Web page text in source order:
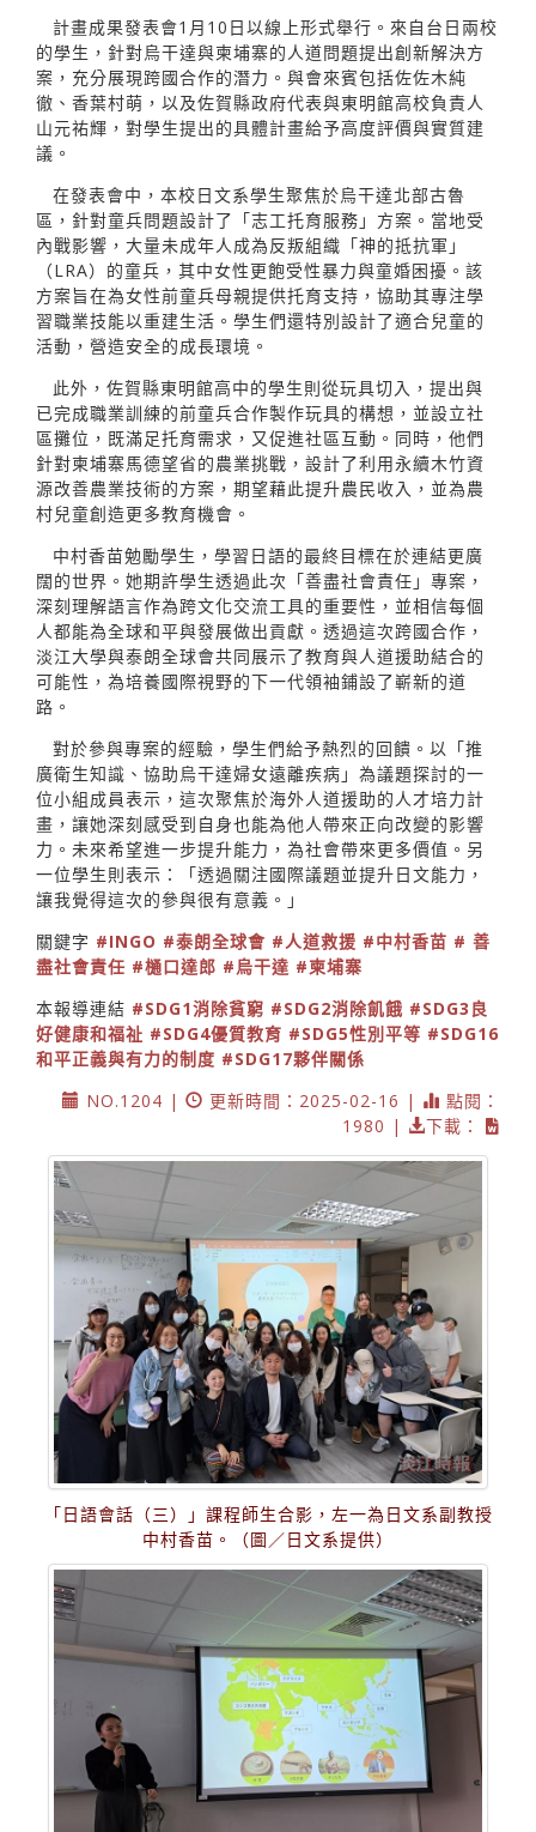
計畫成果發表會1月10日以線上形式舉行。來自台日兩校
的學生，針對烏干達與柬埔寨的人道問題提出創新解決方
案，充分展現跨國合作的潛力。與會來賓包括佐佐木純
徹、香葉村萌，以及佐賀縣政府代表與東明館高校負責人
山元祐輝，對學生提出的具體計畫給予高度評價與實質建
議。
在發表會中，本校日文系學生聚焦於烏干達北部古魯
區，針對童兵問題設計了「志工托育服務」方案。當地受
內戰影響，大量未成年人成為反叛組織「神的抵抗軍」
（LRA）的童兵，其中女性更飽受性暴力與童婚困擾。該
方案旨在為女性前童兵母親提供托育支持，協助其專注學
習職業技能以重建生活。學生們還特別設計了適合兒童的
活動，營造安全的成長環境。
此外，佐賀縣東明館高中的學生則從玩具切入，提出與
已完成職業訓練的前童兵合作製作玩具的構想，並設立社
區攤位，既滿足托育需求，又促進社區互動。同時，他們
針對柬埔寨馬德望省的農業挑戰，設計了利用永續木竹資
源改善農業技術的方案，期望藉此提升農民收入，並為農
村兒童創造更多教育機會。
中村香苗勉勵學生，學習日語的最終目標在於連結更廣
闊的世界。她期許學生透過此次「善盡社會責任」專案，
深刻理解語言作為跨文化交流工具的重要性，並相信每個
人都能為全球和平與發展做出貢獻。透過這次跨國合作，
淡江大學與泰朗全球會共同展示了教育與人道援助結合的
可能性，為培養國際視野的下一代領袖鋪設了嶄新的道
路。
對於參與專案的經驗，學生們給予熱烈的回饋。以「推
廣衛生知識、協助烏干達婦女遠離疾病」為議題探討的一
位小組成員表示，這次聚焦於海外人道援助的人才培力計
畫，讓她深刻感受到自身也能為他人帶來正向改變的影響
力。未來希望進一步提升能力，為社會帶來更多價值。另
一位學生則表示：「透過關注國際議題並提升日文能力，
讓我覺得這次的參與很有意義。」
關鍵字 #INGO #泰朗全球會 #人道救援 #中村香苗 # 善
盡社會責任 #樋口達郎 #烏干達 #柬埔寨
本報導連結 #SDG1消除貧窮 #SDG2消除飢餓 #SDG3良
好健康和福祉 #SDG4優質教育 #SDG5性別平等 #SDG16
和平正義與有力的制度 #SDG17夥伴關係
NO.1204 |
更新時間：2025-02-16 |
點閱：
1980 |
下載：
「日語會話（三）」課程師生合影，左一為日文系副教授
中村香苗。（圖／日文系提供）